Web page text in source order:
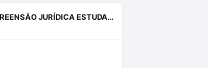
INQUIETAÇÕES, ANGÚSTIAS, SISTEMAS, PROVAS, DIREITO E O ERRO DA COMPREENSÃO JURÍDICA ESTUDANDO APENAS O DIREITO.